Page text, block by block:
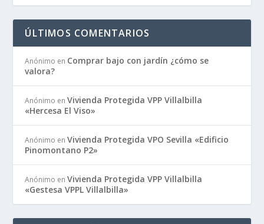
ÚLTIMOS COMENTARIOS
Anónimo en Comprar bajo con jardín ¿cómo se
valora?
Anónimo enVivienda Protegida VPP Villalbilla
«Hercesa El Viso»
Anónimo enVivienda Protegida VPO Sevilla «Edificio
Pinomontano P2»
Anónimo enVivienda Protegida VPP Villalbilla
«Gestesa VPPL Villalbilla»